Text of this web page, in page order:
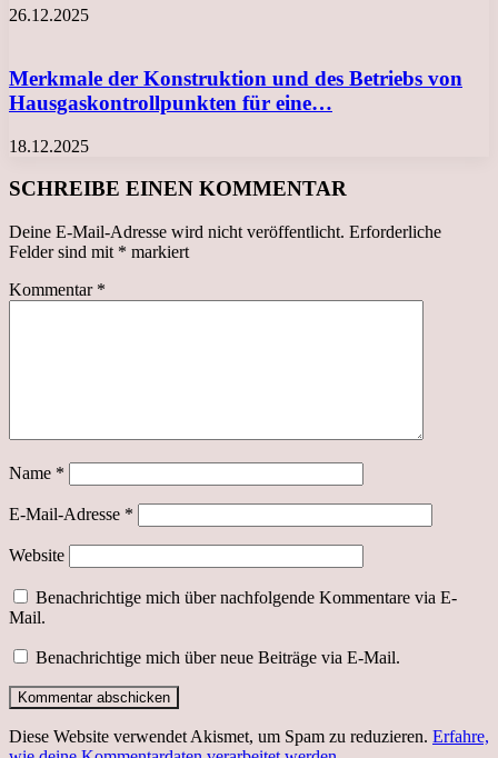
26.12.2025
Merkmale der Konstruktion und des Betriebs von
Hausgaskontrollpunkten für eine…
18.12.2025
SCHREIBE EINEN KOMMENTAR
Deine E-Mail-Adresse wird nicht veröffentlicht. Erforderliche
Felder sind mit * markiert
Kommentar *
Name *
E-Mail-Adresse *
Website
Benachrichtige mich über nachfolgende Kommentare via E-
Mail.
Benachrichtige mich über neue Beiträge via E-Mail.
Diese Website verwendet Akismet, um Spam zu reduzieren. Erfahre,